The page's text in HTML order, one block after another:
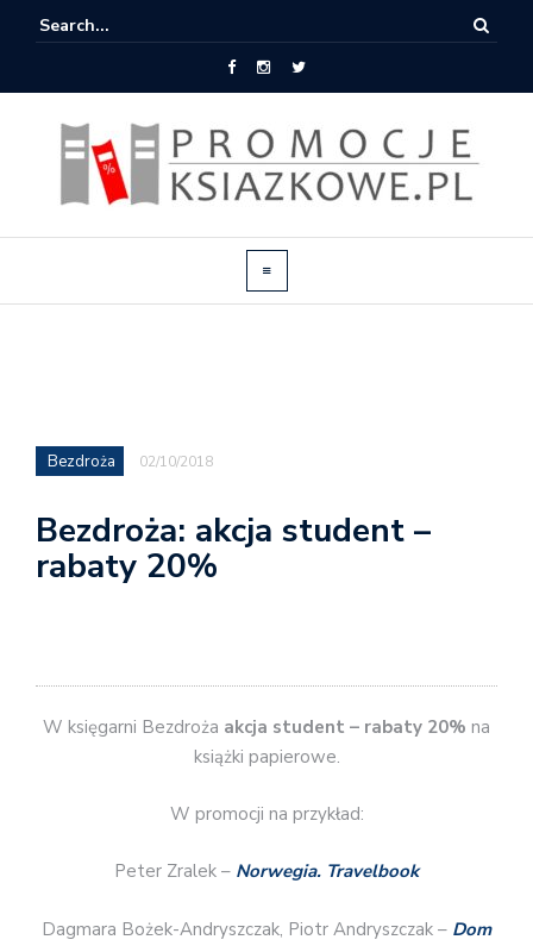
Bezdroża 02/10/2018
Bezdroża: akcja student –
rabaty 20%
W księgarni Bezdroża akcja student – rabaty 20% na
książki papierowe.
W promocji na przykład:
Peter Zralek – Norwegia. Travelbook
Dagmara Bożek-Andryszczak, Piotr Andryszczak – Dom